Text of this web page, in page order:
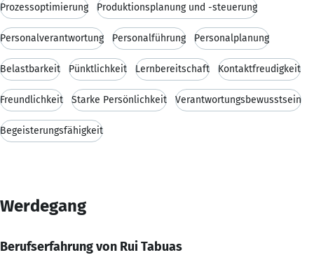
Prozessoptimierung Produktionsplanung und -steuerung
Personalverantwortung Personalführung Personalplanung
Belastbarkeit Pünktlichkeit Lernbereitschaft Kontaktfreudigkeit
Freundlichkeit Starke Persönlichkeit Verantwortungsbewusstsein
Begeisterungsfähigkeit
Werdegang
Berufserfahrung von Rui Tabuas